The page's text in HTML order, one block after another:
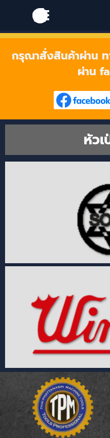
Skip menu
Skip menu
กรุณาสั่งสินค้าผ่าน
ผ่าน
หัว